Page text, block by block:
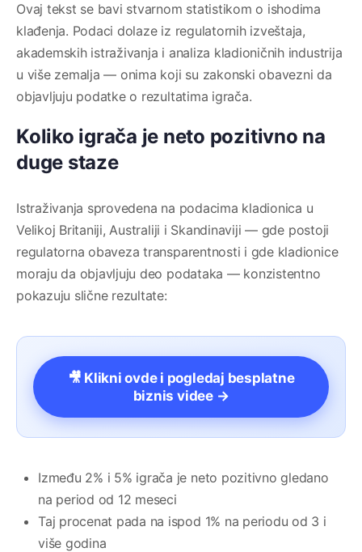
Ovaj tekst se bavi stvarnom statistikom o ishodima
klađenja. Podaci dolaze iz regulatornih izveštaja,
akademskih istraživanja i analiza kladioničnih industrija
u više zemalja — onima koji su zakonski obavezni da
objavljuju podatke o rezultatima igrača.
Koliko igrača je neto pozitivno na
duge staze
Istraživanja sprovedena na podacima kladionica u
Velikoj Britaniji, Australiji i Skandinaviji — gde postoji
regulatorna obaveza transparentnosti i gde kladionice
moraju da objavljuju deo podataka — konzistentno
pokazuju slične rezultate:
🎥 Klikni ovde i pogledaj besplatne
biznis videe →
Između 2% i 5% igrača je neto pozitivno gledano
na period od 12 meseci
Taj procenat pada na ispod 1% na periodu od 3 i
više godina